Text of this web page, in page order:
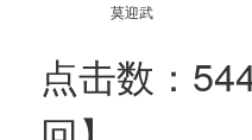
莫迎武
点击数：